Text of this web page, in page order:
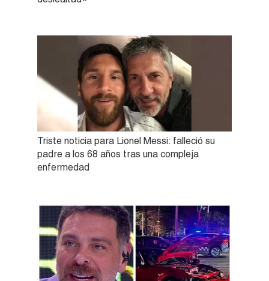
Triste noticia para Lionel Messi: falleció su
padre a los 68 años tras una compleja
enfermedad